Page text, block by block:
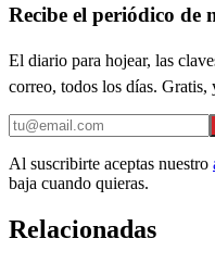
Recibe el periódico de
El diario para hojear, las
correo, todos los días. Gratis,
Al suscribirte aceptas nuestro
baja cuando quieras.
Relacionadas